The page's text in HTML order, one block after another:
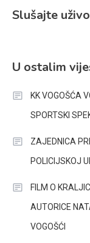
Slušajte
U ostalim
KK VOGOŠĆA
SPORTSKI
ZAJEDNICA
POLICIJSKOJ
FILM O
AUTORICE
VOGOŠĆI